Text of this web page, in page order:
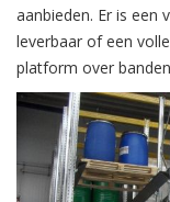
aanbieden. Er is een
leverbaar of een
platform over